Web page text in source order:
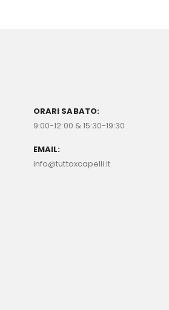
ORARI SABATO:
9:00-12:00 & 15:30-19:30
EMAIL:
info@tuttoxcapelli.it